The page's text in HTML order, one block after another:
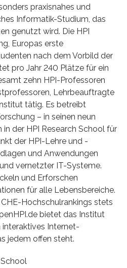
praxisnahes und
Informatik-Studium, das
genutzt wird. Die HPI
Europas erste
nach dem Vorbild der
pro Jahr 240 Plätze für ein
zehn HPI-Professoren
Lehrbeauftragte
tätig. Es betreibt
– in seinen neun
in der HPI Research School für
der HPI-Lehre und -
und Anwendungen
vernetzter IT-Systeme.
und Erforschen
für alle Lebensbereiche.
Hochschulrankings stets
bietet das Institut
Internet-
jedem offen steht.